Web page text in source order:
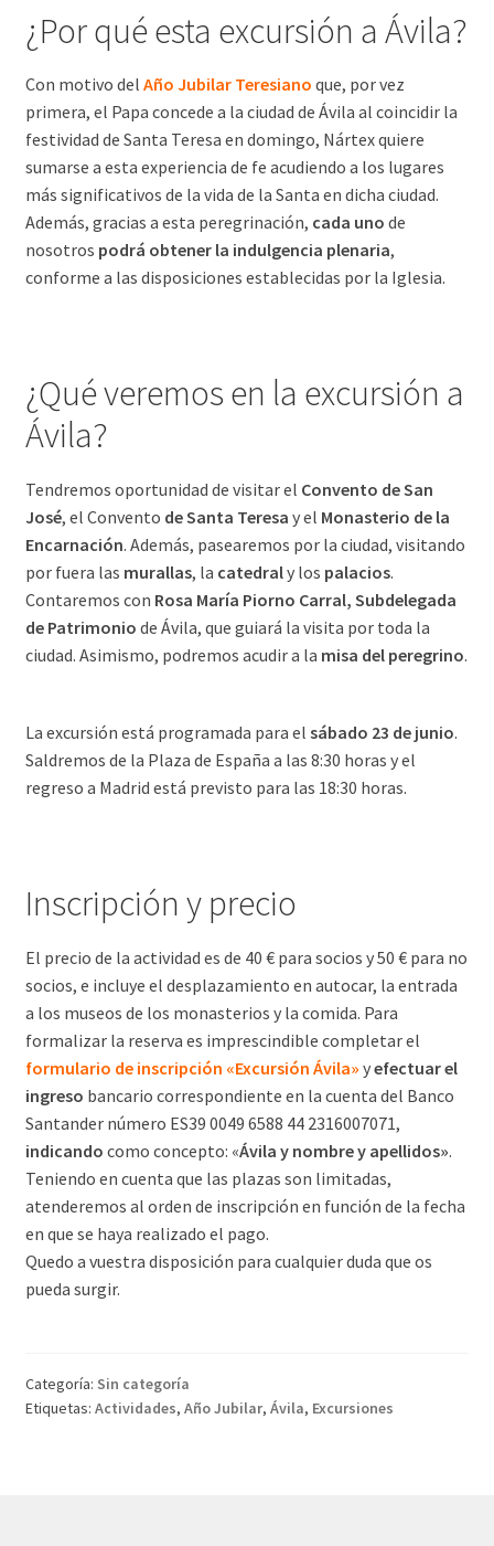
¿Por qué esta excursión a Ávila?
Con motivo del Año Jubilar Teresiano que, por vez
primera, el Papa concede a la ciudad de Ávila al coincidir la
festividad de Santa Teresa en domingo, Nártex quiere
sumarse a esta experiencia de fe acudiendo a los lugares
más significativos de la vida de la Santa en dicha ciudad.
Además, gracias a esta peregrinación, cada uno de
nosotros podrá obtener la indulgencia plenaria,
conforme a las disposiciones establecidas por la Iglesia.
¿Qué veremos en la excursión a
Ávila?
Tendremos oportunidad de visitar el Convento de San
José, el Convento de Santa Teresa y el Monasterio de la
Encarnación. Además, pasearemos por la ciudad, visitando
por fuera las murallas, la catedraly los palacios.
Contaremos con Rosa María Piorno Carral, Subdelegada
de Patrimonio de Ávila, que guiará la visita por toda la
ciudad. Asimismo, podremos acudir a la misa del peregrino.
La excursión está programada para el sábado 23 de junio.
Saldremos de la Plaza de España a las 8:30 horas y el
regreso a Madrid está previsto para las 18:30 horas.
Inscripción y precio
El precio de la actividad es de 40 € para socios y 50 € para no
socios, e incluye el desplazamiento en autocar, la entrada
a los museos de los monasterios y la comida. Para
formalizar la reserva es imprescindible completar el
formulario de inscripción «Excursión Ávila» yefectuar el
ingreso bancario correspondiente en la cuenta del Banco
Santander número ES39 0049 6588 44 2316007071,
indicando como concepto: «Ávila y nombre y apellidos».
Teniendo en cuenta que las plazas son limitadas,
atenderemos al orden de inscripción en función de la fecha
en que se haya realizado el pago.
Quedo a vuestra disposición para cualquier duda que os
pueda surgir.
Categoría: Sin categoría
Etiquetas: Actividades, Año Jubilar, Ávila, Excursiones